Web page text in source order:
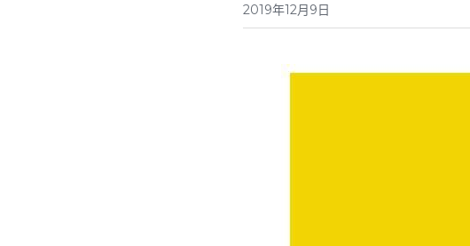
2019年12月9日